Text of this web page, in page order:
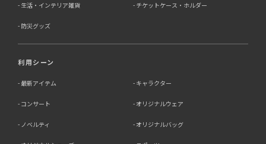
生活・インテリア雑貨 チケットケース・ホルダー
防災グッズ
利用シーン
最新アイテム キャラクター
コンサート オリジナルウェア
ノベルティ オリジナルバッグ